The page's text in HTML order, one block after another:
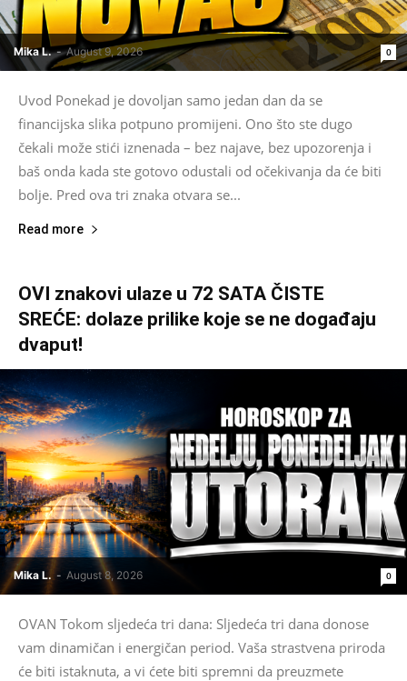
Mika L. - August 9, 2026 0
Uvod Ponekad je dovoljan samo jedan dan da se
financijska slika potpuno promijeni. Ono što ste dugo
čekali može stići iznenada – bez najave, bez upozorenja i
baš onda kada ste gotovo odustali od očekivanja da će biti
bolje. Pred ova tri znaka otvara se...
Read more
OVI znakovi ulaze u 72 SATA ČISTE
SREĆE: dolaze prilike koje se ne događaju
dvaput!
Mika L. - August 8, 2026 0
OVAN Tokom sljedeća tri dana: Sljedeća tri dana donose
vam dinamičan i energičan period. Vaša strastvena priroda
će biti istaknuta, a vi ćete biti spremni da preuzmete